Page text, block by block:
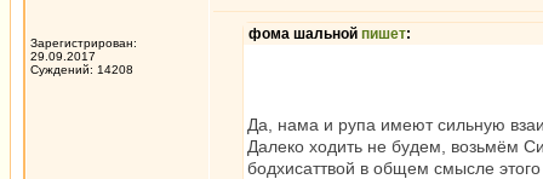
Зарегистрирован:
29.09.2017
Суждений: 14208
фома шальной пишет:
Да, нама и рупа имеют сильную
Далеко ходить не будем, возьмём
бодхисаттвой в общем смысле